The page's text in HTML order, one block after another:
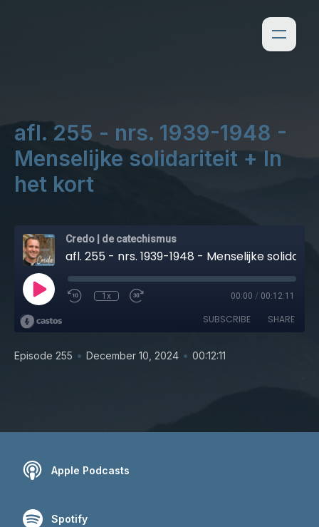
afl. 255 - nrs. 1939-1948 -
Menselijke solidariteit + In
het kort
Credo | de catechismus
1x 00:00 / 00:12:11
SUBSCRIBE SHARE
Episode 255 • December 10, 2024 • 00:12:11
Apple Podcasts
Spotify